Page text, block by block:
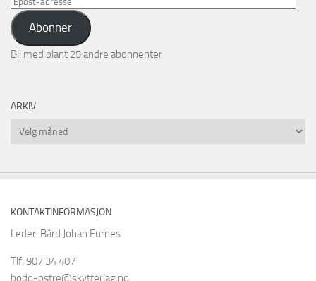
adresse
Abonner
Bli med blant 25 andre abonnenter
ARKIV
Arkiv
KONTAKTINFORMASJON
Leder: Bård Johan Furnes
Tlf: 907 34 407
bodo-ostre@skytterlag.no